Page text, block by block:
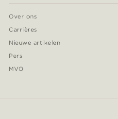
Over ons
Carrières
Nieuwe artikelen
Pers
MVO